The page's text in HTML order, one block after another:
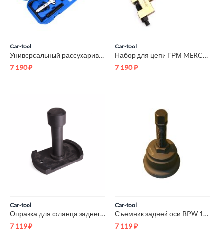
Car-tool
Универсальный рассухариватель клапанов Car-Tool CT-C4040
7 190₽
Car-tool
Набор для цепи ГРМ MERCEDES Car-Tool CT-C1293
7 190₽
Car-tool
Оправка для фланца заднего вала VAG T10136 Car-Tool CT-N0004
7 119₽
Car-tool
Съемник задней оси BPW 12 тонн Car-Tool CT-A1066-1
7 119₽